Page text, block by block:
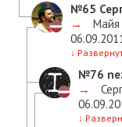
№65
→
Майя
↓
№76
→
↓